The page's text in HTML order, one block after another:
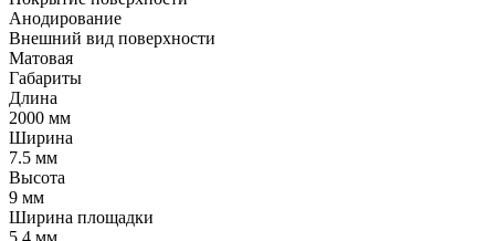
Анодирование
Внешний вид поверхности
Матовая
Габариты
Длина
2000 мм
Ширина
7.5 мм
Высота
9 мм
Ширина площадки
5.4 мм